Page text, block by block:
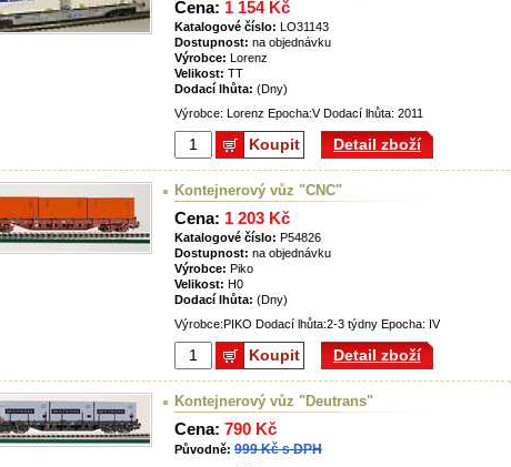
Cena: 1 154 Kč
Katalogové číslo: LO31143
Dostupnost: na objednávku
Výrobce: Lorenz
Velikost: TT
Dodací lhůta: (Dny)
Výrobce: Lorenz Epocha:V Dodací lhůta: 2011
Koupit Detail zboží
Kontejnerový vůz "CNC"
Cena: 1 203 Kč
Katalogové číslo: P54826
Dostupnost: na objednávku
Výrobce: Piko
Velikost: H0
Dodací lhůta: (Dny)
Výrobce:PIKO Dodací lhůta:2-3 týdny Epocha: IV
Koupit Detail zboží
Kontejnerový vůz "Deutrans"
Cena: 790 Kč
Původně: 999 Kč s DPH